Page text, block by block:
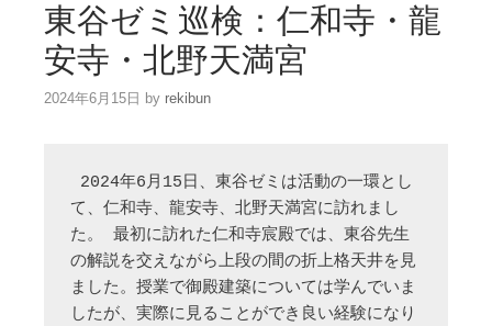
東谷ゼミ巡検：仁和寺・龍
安寺・北野天満宮
2024年6月15日 by rekibun
て、仁和寺、龍安寺、北野天満宮に訪れまし
た。 最初に訪れた仁和寺宸殿では、東谷先生
の解説を交えながら上段の間の折上格天井を見
ました。授業で御殿建築については学んでいま
したが、実際に見ることができ良い経験になり